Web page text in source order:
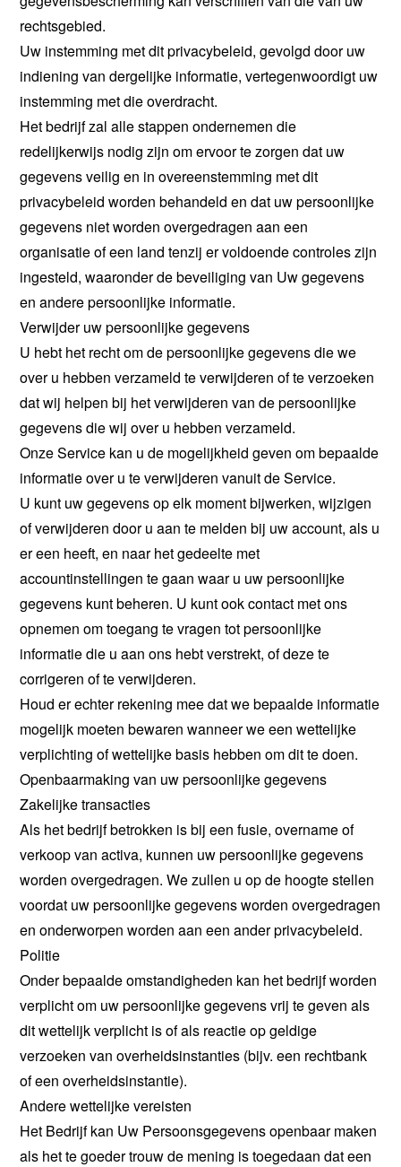
rechtsgebied.
Uw instemming met dit privacybeleid, gevolgd door uw
indiening van dergelijke informatie, vertegenwoordigt uw
instemming met die overdracht.
Het bedrijf zal alle stappen ondernemen die
redelijkerwijs nodig zijn om ervoor te zorgen dat uw
gegevens veilig en in overeenstemming met dit
privacybeleid worden behandeld en dat uw persoonlijke
gegevens niet worden overgedragen aan een
organisatie of een land tenzij er voldoende controles zijn
ingesteld, waaronder de beveiliging van Uw gegevens
en andere persoonlijke informatie.
Verwijder uw persoonlijke gegevens
U hebt het recht om de persoonlijke gegevens die we
over u hebben verzameld te verwijderen of te verzoeken
dat wij helpen bij het verwijderen van de persoonlijke
gegevens die wij over u hebben verzameld.
Onze Service kan u de mogelijkheid geven om bepaalde
informatie over u te verwijderen vanuit de Service.
U kunt uw gegevens op elk moment bijwerken, wijzigen
of verwijderen door u aan te melden bij uw account, als u
er een heeft, en naar het gedeelte met
accountinstellingen te gaan waar u uw persoonlijke
gegevens kunt beheren. U kunt ook contact met ons
opnemen om toegang te vragen tot persoonlijke
informatie die u aan ons hebt verstrekt, of deze te
corrigeren of te verwijderen.
Houd er echter rekening mee dat we bepaalde informatie
mogelijk moeten bewaren wanneer we een wettelijke
verplichting of wettelijke basis hebben om dit te doen.
Openbaarmaking van uw persoonlijke gegevens
Zakelijke transacties
Als het bedrijf betrokken is bij een fusie, overname of
verkoop van activa, kunnen uw persoonlijke gegevens
worden overgedragen. We zullen u op de hoogte stellen
voordat uw persoonlijke gegevens worden overgedragen
en onderworpen worden aan een ander privacybeleid.
Politie
Onder bepaalde omstandigheden kan het bedrijf worden
verplicht om uw persoonlijke gegevens vrij te geven als
dit wettelijk verplicht is of als reactie op geldige
verzoeken van overheidsinstanties (bijv. een rechtbank
of een overheidsinstantie).
Andere wettelijke vereisten
Het Bedrijf kan Uw Persoonsgegevens openbaar maken
als het te goeder trouw de mening is toegedaan dat een